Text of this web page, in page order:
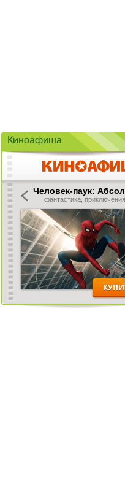
Киноафиша